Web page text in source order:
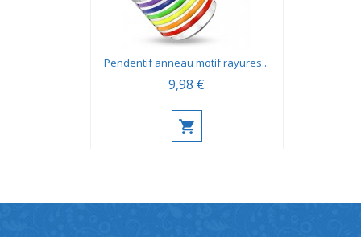
Pendentif anneau motif rayures...
9,98 €